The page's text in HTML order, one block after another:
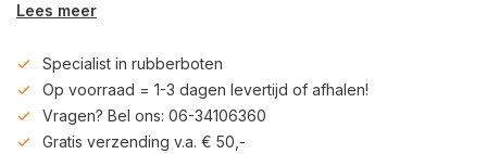
Lees meer
Specialist in rubberboten
Op voorraad = 1-3 dagen levertijd of afhalen!
Vragen? Bel ons: 06-34106360
Gratis verzending v.a. € 50,-